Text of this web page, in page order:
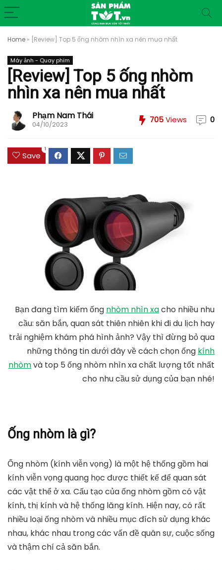
Home » [Review] Top 5 ống nhòm nhìn xa nên mua nhất
Máy ảnh - Quay phim
[Review] Top 5 ống nhòm
nhìn xa nên mua nhất
Phạm Nam Thái
04/10/2023 705Views 0
Save
1
Bạn đang tìm kiếm ống nhòm nhìn xacho nhiều nhu
cầu: săn bắn, quan sát thiên nhiên khi đi du lịch hay
trải nghiệm khám phá hình ảnh? Vậy thì đừng bỏ qua
những thông tin dưới đây về cách chọn ống kính
nhòmvà top 5 ống nhòm nhìn xa chất lượng tốt nhất
cho nhu cầu sử dụng của bạn nhé!
Ống nhòm là gì?
Ống nhòm (kính viễn vọng) là một hệ thống gồm hai
kính viễn vọng quang học được thiết kế để quan sát
các vật thể ở xa. Cấu tạo của ống nhòm gồm có vật
kính, thị kính và hệ thống lăng kính. Hiện nay, có rất
nhiều loại ống nhòm và nhiều mục đích sử dụng khác
nhau, khác nhau trong các vấn đề quân sự, cuộc sống
và thậm chí cả săn bắn.